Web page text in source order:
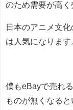
のため需要が高く
日本のアニメ文
は人気になります
僕もeBayで売れ
ものが無くなる